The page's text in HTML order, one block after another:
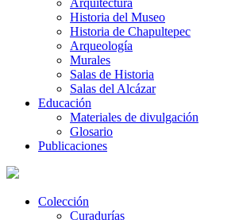
Arquitectura
Historia del Museo
Historia de Chapultepec
Arqueología
Murales
Salas de Historia
Salas del Alcázar
Educación
Materiales de divulgación
Glosario
Publicaciones
Colección
Curadurías